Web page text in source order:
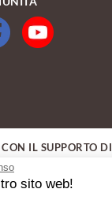
sito web!
CON IL SUPPORTO DI